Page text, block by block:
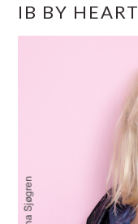
SIDEBAR
IB BY HEART